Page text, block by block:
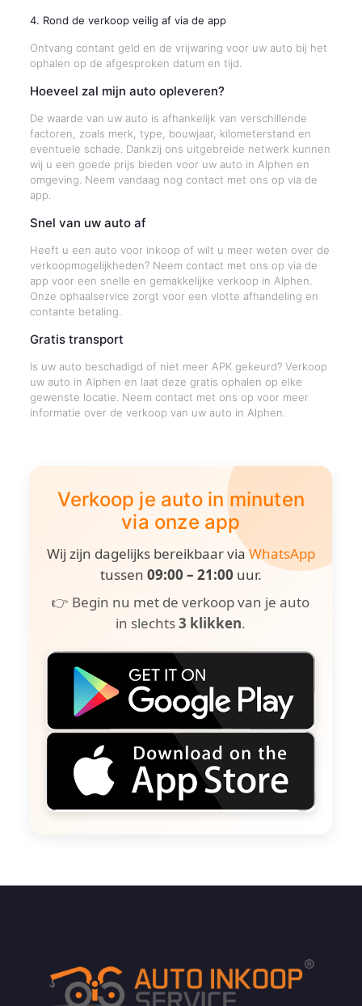
4. Rond de verkoop veilig af via de app
Ontvang contant geld en de vrijwaring voor uw auto bij het
ophalen op de afgesproken datum en tijd.
Hoeveel zal mijn auto opleveren?
De waarde van uw auto is afhankelijk van verschillende
factoren, zoals merk, type, bouwjaar, kilometerstand en
eventuele schade. Dankzij ons uitgebreide netwerk kunnen
wij u een goede prijs bieden voor uw auto in Alphen en
omgeving. Neem vandaag nog contact met ons op via de
app.
Snel van uw auto af
Heeft u een auto voor inkoop of wilt u meer weten over de
verkoopmogelijkheden? Neem contact met ons op via de
app voor een snelle en gemakkelijke verkoop in Alphen.
Onze ophaalservice zorgt voor een vlotte afhandeling en
contante betaling.
Gratis transport
Is uw auto beschadigd of niet meer APK gekeurd? Verkoop
uw auto in Alphen en laat deze gratis ophalen op elke
gewenste locatie. Neem contact met ons op voor meer
informatie over de verkoop van uw auto in Alphen.
Verkoop je auto in minuten
via onze app
Wij zijn dagelijks bereikbaar viaWhatsApp
tussen 09:00 – 21:00 uur.
👉 Begin nu met de verkoop van je auto
in slechts3 klikken.